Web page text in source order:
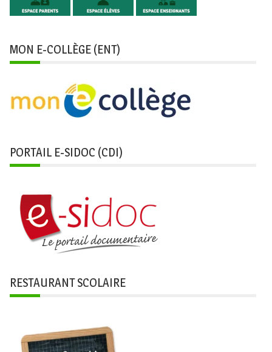
MON E-COLLÈGE (ENT)
PORTAIL E-SIDOC (CDI)
RESTAURANT SCOLAIRE